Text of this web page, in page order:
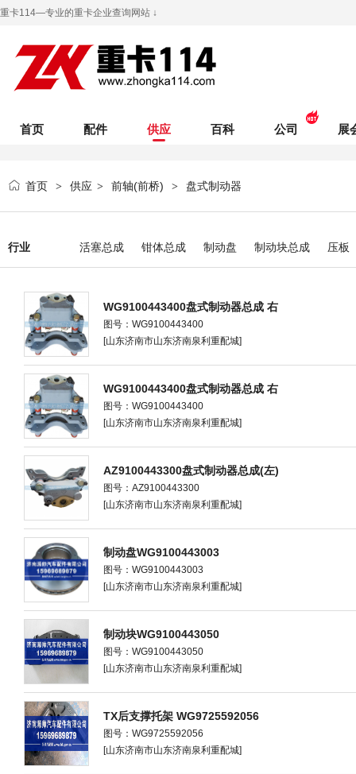
重卡114—专业的重卡企业查询网站 ↓
首页 配件 供应 百科 公司 展
首页 > 供应 > 前轴(前桥) > 盘式制动器
行业 活塞总成 钳体总成 制动盘 制动块总成 压板
WG9100443400盘式制动器总成 右
图号：WG9100443400
[山东济南市山东济南泉利重配城]
WG9100443400盘式制动器总成 右
图号：WG9100443400
[山东济南市山东济南泉利重配城]
AZ9100443300盘式制动器总成(左)
图号：AZ9100443300
[山东济南市山东济南泉利重配城]
制动盘WG9100443003
图号：WG9100443003
[山东济南市山东济南泉利重配城]
制动块WG9100443050
图号：WG9100443050
[山东济南市山东济南泉利重配城]
TX后支撑托架 WG9725592056
图号：WG9725592056
[山东济南市山东济南泉利重配城]